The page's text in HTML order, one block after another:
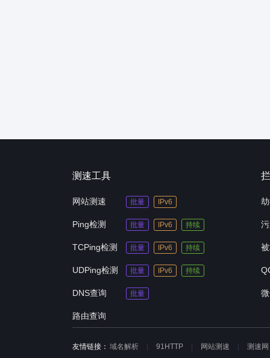
测速工具
网站测速 批量 IPv6
Ping检测 批量 IPv6 持续
TCPing检测 批量 IPv6 持续
UDPing检测 批量 IPv6 持续
DNS查询 批量
路由查询
友情链接： 域名解析 91HTTP 网站测速 测速网